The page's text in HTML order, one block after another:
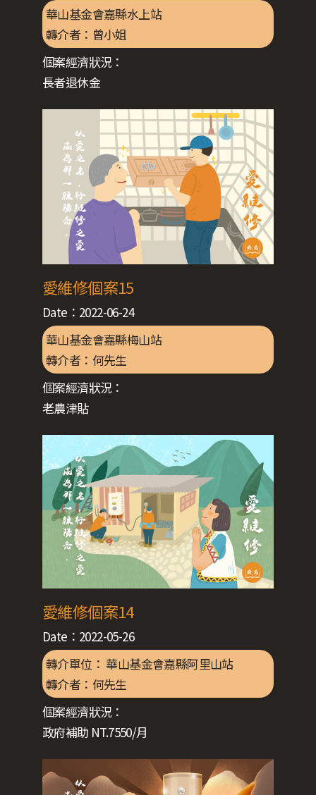
華山基金會嘉縣水上站
轉介者： 曾小姐
個案經濟狀況：
長者退休金
愛維修個案15
Date： 2022-06-24
華山基金會嘉縣梅山站
轉介者： 何先生
個案經濟狀況：
老農津貼
愛維修個案14
Date： 2022-05-26
轉介單位： 華山基金會嘉縣阿里山站
轉介者： 何先生
個案經濟狀況：
政府補助 NT.7550/月